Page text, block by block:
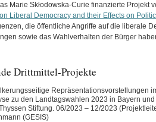
Marie Skłodowska-Curie finanzierte Projekt
Liberal Democracy and their Effects on
die öffentliche Angriffe auf die liberale
sowie das Wahlverhalten der Bürger
Drittmittel-Projekte
Repräsentationsvorstellungen
zu den Landtagswahlen 2023 in Bayern
Stiftung. 06/2023 – 12/2023
(GESIS)